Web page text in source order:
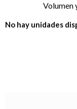
Volumen
No hay unidades